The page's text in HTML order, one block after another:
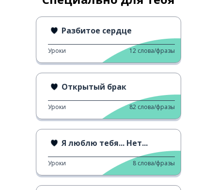
Разбитое сердце
Уроки 12 слова/фразы
Открытый брак
Уроки 82 слова/фразы
Я люблю тебя... Нет...
Уроки 8 слова/фразы